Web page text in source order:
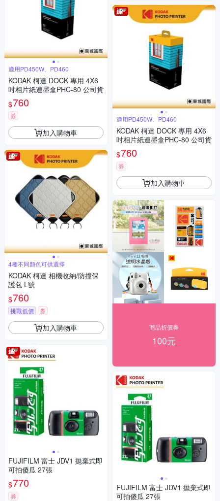
適用PD450W、PD460
KODAK 柯達 DOCK 專用 4X6
吋相片紙連墨盒PHC-80 公司貨
$760
券
加入購物車
4種不同顏色可供選擇
KODAK 柯達 相機收納/防撞保
護包 L號
$760
挑戰低價 券
加入購物車
FUJIFILM 富士 JDV1 拋棄式即
可拍傻瓜 27張
$770
券
適用PD450W、PD460
KODAK 柯達 DOCK 專用 4X6
吋相片紙連墨盒PHC-80 公司貨
$760
券
加入購物車
商品折價券
100元
FUJIFILM 富士 JDV1 拋棄式即
可拍傻瓜 27張